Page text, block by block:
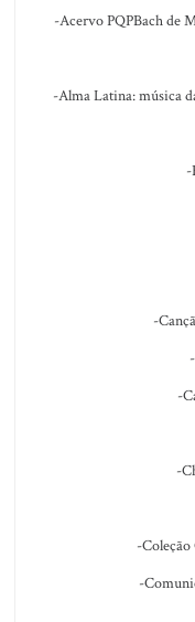
-Acervo PQPBach de
-Alma Latina: música
-
-
-
-
-
-